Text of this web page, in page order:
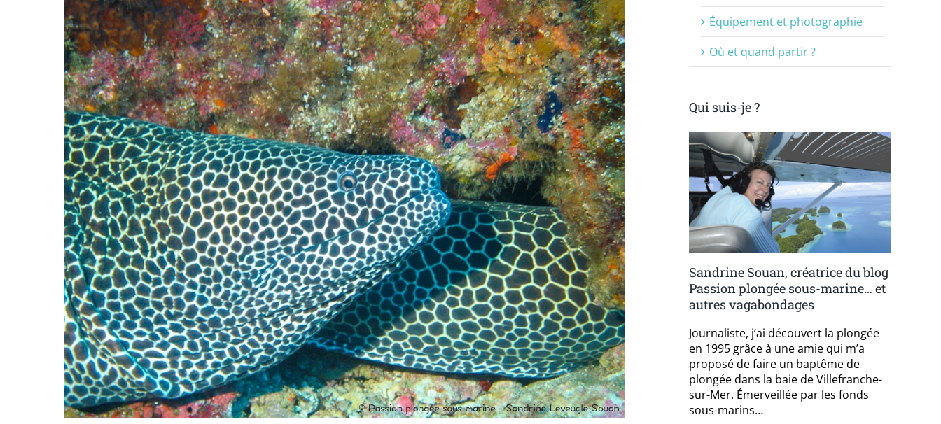
Équipement et photographie
Où et quand partir ?
Qui suis-je ?
Sandrine Souan, créatrice du blog
Passion plongée sous-marine… et
autres vagabondages
Journaliste, j’ai découvert la plongée
en 1995 grâce à une amie qui m’a
proposé de faire un baptême de
plongée dans la baie de Villefranche-
sur-Mer. Émerveillée par les fonds
sous-marins…